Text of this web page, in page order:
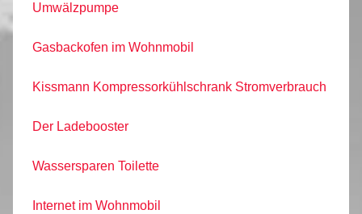
Umwälzpumpe
Gasbackofen im Wohnmobil
Kissmann Kompressorkühlschrank Stromverbrauch
Der Ladebooster
Wassersparen Toilette
Internet im Wohnmobil